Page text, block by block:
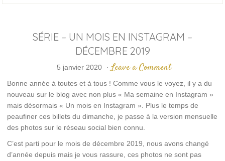
SÉRIE – UN MOIS EN INSTAGRAM –
DÉCEMBRE 2019
5 janvier 2020 · Leave a Comment
Bonne année à toutes et à tous ! Comme vous le voyez, il y a du
nouveau sur le blog avec non plus « Ma semaine en Instagram »
mais désormais « Un mois en Instagram ». Plus le temps de
peaufiner ces billets du dimanche, je passe à la version mensuelle
des photos sur le réseau social bien connu.
C’est parti pour le mois de décembre 2019, nous avons changé
d’année depuis mais je vous rassure, ces photos ne sont pas